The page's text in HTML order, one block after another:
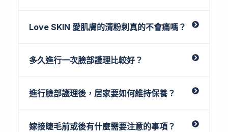
Love SKIN 愛肌膚的清粉刺真的不會痛嗎？
多久進行一次臉部護理比較好？
進行臉部護理後，居家要如何維持保養？
嫁接睫毛前或後有什麼需要注意的事項？